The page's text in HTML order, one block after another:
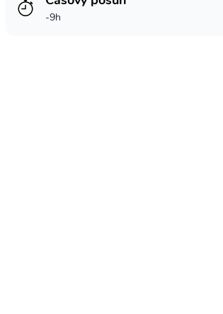
-9h